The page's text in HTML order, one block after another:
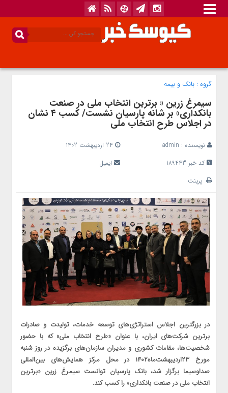
گروه : بانک‌ و بیمه
سیمرغ زرین « برترین انتخاب ملی در صنعت
بانکداری» بر شانه پارسیان نشست/ کسب ۴ نشان
در اجلاس طرح انتخاب ملی
نویسنده : admin
کد خبر 189443
ایمیل
پرینت
در بزرگترین اجلاس استراتژی‌های توسعه خدمات، تولیدت و صادرات
برترین شرکت‌های ایران، با عنوان «طرح انتخاب ملی» که با حضور
شخصیت‌ها، مقامات کشوری و مدیران سازمان‌های برگزیده در روز شنبه
مورخ ۲۳اردیبهشت‌ماه۱۴۰۲ در محل مرکز همایش‌های بین‌المللی
صداوسیما برگزار شد، بانک پارسیان توانست سیمرغ زرین «برترین
انتخاب ملی در صنعت بانکداری» را کسب کند.